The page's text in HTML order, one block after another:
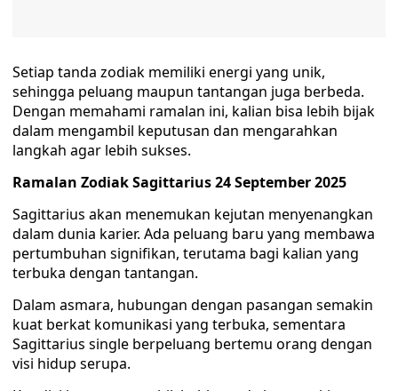
Setiap tanda zodiak memiliki energi yang unik,
sehingga peluang maupun tantangan juga berbeda.
Dengan memahami ramalan ini, kalian bisa lebih bijak
dalam mengambil keputusan dan mengarahkan
langkah agar lebih sukses.
Ramalan Zodiak Sagittarius 24 September 2025
Sagittarius akan menemukan kejutan menyenangkan
dalam dunia karier. Ada peluang baru yang membawa
pertumbuhan signifikan, terutama bagi kalian yang
terbuka dengan tantangan.
Dalam asmara, hubungan dengan pasangan semakin
kuat berkat komunikasi yang terbuka, sementara
Sagittarius single berpeluang bertemu orang dengan
visi hidup serupa.